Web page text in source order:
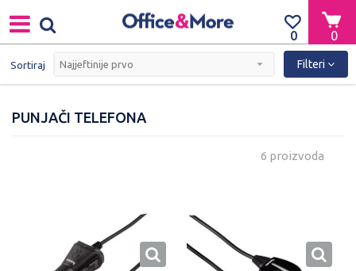
0
0
PUNJAČI TELEFONA
Sortiraj Filteri
6 proizvoda